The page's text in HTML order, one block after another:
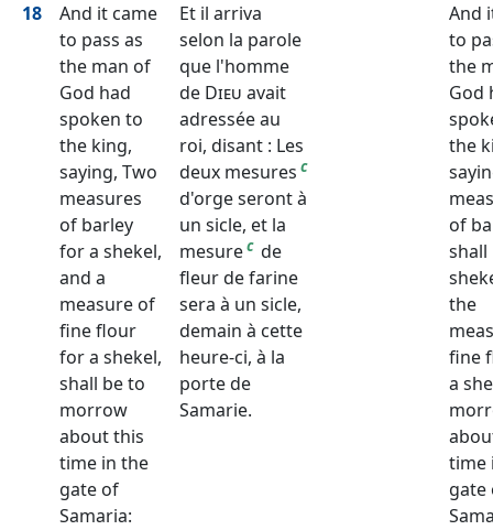
18
And it came
to pass as
the man of
God had
spoken to
the king,
saying, Two
measures
of barley
for a shekel,
and a
measure of
fine flour
for a shekel,
shall be to
morrow
about this
time in the
gate of
Samaria:
Et il arriva
selon la parole
que l'homme
de Dieu avait
adressée au
roi, disant : Les
deux mesures c
d'orge seront à
un sicle, et la
mesurec de
fleur de farine
sera à un sicle,
demain à cette
heure-ci, à la
porte de
Samarie.
And
to
the
God
the
of
shall
the
fine
a
time
gate